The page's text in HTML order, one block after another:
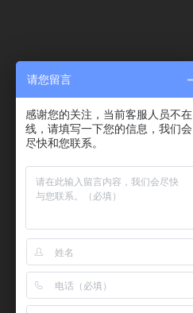
请您留言
感谢您的关注，当前客服人员不在
线，请填写一下您的信息，我们会
尽快和您联系。